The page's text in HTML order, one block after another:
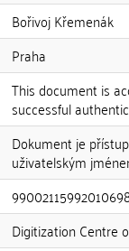
Bořivoj Křemenák
Praha
This document is
successful
Dokument je
uživatelským
Digitization Centre